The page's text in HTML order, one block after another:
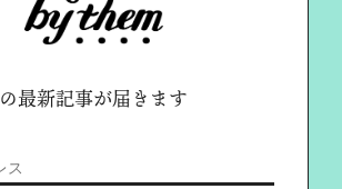
の最新記事が届きます